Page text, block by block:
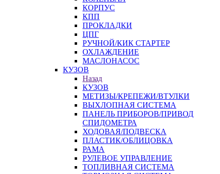
КОРПУС
КПП
ПРОКЛАДКИ
ЦПГ
РУЧНОЙ/КИК СТАРТЕР
ОХЛАЖДЕНИЕ
МАСЛОНАСОС
КУЗОВ
Назад
КУЗОВ
МЕТИЗЫ/КРЕПЕЖИ/ВТУЛКИ
ВЫХЛОПНАЯ СИСТЕМА
ПАНЕЛЬ ПРИБОРОВ/ПРИВОД
СПИДОМЕТРА
ХОДОВАЯ/ПОДВЕСКА
ПЛАСТИК/ОБЛИЦОВКА
РАМА
РУЛЕВОЕ УПРАВЛЕНИЕ
ТОПЛИВНАЯ СИСТЕМА